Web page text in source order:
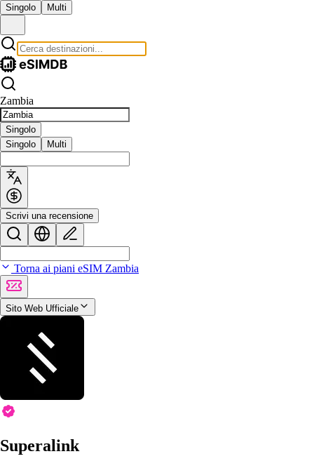
Singolo Multi
Zambia
Singolo
Singolo
Multi
Scrivi una recensione
Torna ai piani eSIM Zambia
Sito Web Ufficiale
Superalink